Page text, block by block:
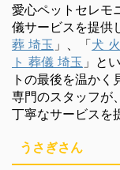
愛心ペットセレモ
儀サービスを提供
葬 埼玉 」、「犬
ト 葬儀 埼玉 」と
トの最後を温かく
専門のスタッフが
丁寧なサービスを
うさぎさん